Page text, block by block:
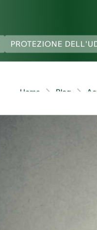
PROTEZIONE
Blog
Home
Senti un fastidioso
dei problemi di acufene
cause dell'acufene.